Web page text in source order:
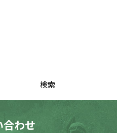
合わせ